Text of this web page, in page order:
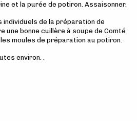
et la purée de potiron. Assaisonner.
individuels de la préparation de
une bonne cuillère à soupe de Comté
moules de préparation au potiron.
environ. .